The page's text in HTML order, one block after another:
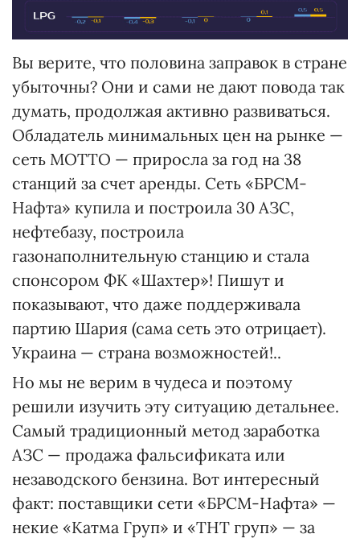
Вы верите, что половина заправок в стране
убыточны? Они и сами не дают повода так
думать, продолжая активно развиваться.
Обладатель минимальных цен на рынке —
сеть МОТТО — приросла за год на 38
станций за счет аренды. Сеть «БРСМ-
Нафта» купила и построила 30 АЗС,
нефтебазу, построила
газонаполнительную станцию и стала
спонсором ФК «Шахтер»! Пишут и
показывают, что даже поддерживала
партию Шария (сама сеть это отрицает).
Украина — страна возможностей!..
Но мы не верим в чудеса и поэтому
решили изучить эту ситуацию детальнее.
Самый традиционный метод заработка
АЗС — продажа фальсификата или
незаводского бензина. Вот интересный
факт: поставщики сети «БРСМ-Нафта» —
некие «Катма Груп» и «ТНТ груп» — за